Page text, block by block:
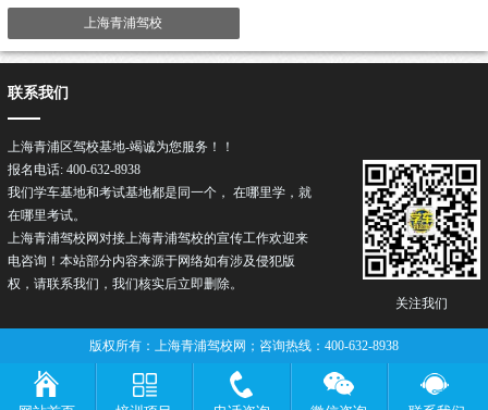
上海青浦驾校
关注我们
联系我们
上海青浦区驾校基地-竭诚为您服务！！
报名电话: 400-632-8938
我们学车基地和考试基地都是同一个， 在哪里学，就
在哪里考试。
上海青浦驾校网对接上海青浦驾校的宣传工作欢迎来
电咨询！本站部分内容来源于网络如有涉及侵犯版
权，请联系我们，我们核实后立即删除。
版权所有：上海青浦驾校网；咨询热线：400-632-8938